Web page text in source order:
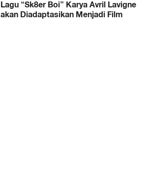
Lagu “Sk8er Boi” Karya Avril Lavigne
akan Diadaptasikan Menjadi Film